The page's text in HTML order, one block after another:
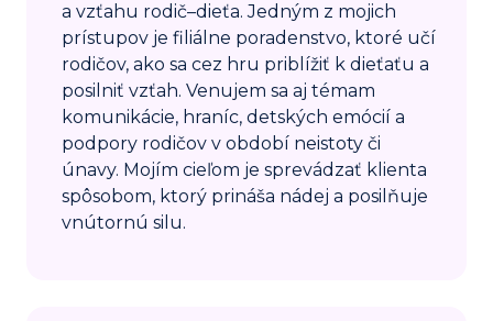
a vzťahu rodič–dieťa. Jedným z mojich
prístupov je filiálne poradenstvo, ktoré učí
rodičov, ako sa cez hru priblížiť k dieťaťu a
posilniť vzťah. Venujem sa aj témam
komunikácie, hraníc, detských emócií a
podpory rodičov v období neistoty či
únavy. Mojím cieľom je sprevádzať klienta
spôsobom, ktorý prináša nádej a posilňuje
vnútornú silu.